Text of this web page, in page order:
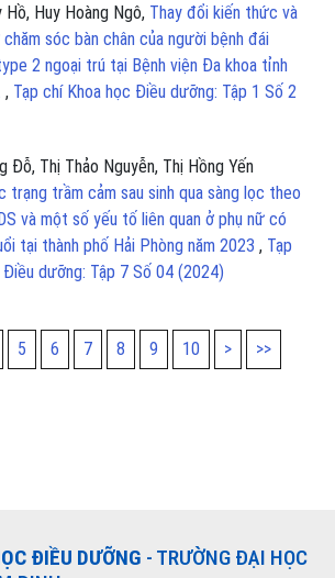
Hồ, Huy Hoàng Ngô, Thay đổi kiến thức và
sóc bàn chân của người bệnh đái
2 ngoại trú tại Bệnh viện Đa khoa tỉnh
, Tạp chí Khoa học Điều dưỡng: Tập 1 Số 2
Đỗ, Thị Thảo Nguyễn, Thị Hồng Yến
trạng trầm cảm sau sinh qua sàng lọc theo
và một số yếu tố liên quan ở phụ nữ có
tại thành phố Hải Phòng năm 2023 , Tạp
dưỡng: Tập 7 Số 04 (2024)
5 6 7 8 9 10 > >>
ĐIỀU DƯỠNG - TRƯỜNG ĐẠI HỌC